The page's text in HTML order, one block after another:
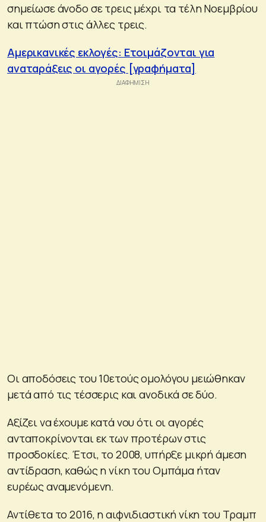
σημείωσε άνοδο σε τρεις μέχρι τα τέλη Νοεμβρίου
και πτώση στις άλλες τρεις.
Αμερικανικές εκλογές: Ετοιμάζονται για
αναταράξεις οι αγορές [γραφήματα]
Οι αποδόσεις του 10ετούς ομολόγου μειώθηκαν
μετά από τις τέσσερις και ανοδικά σε δύο.
Αξίζει να έχουμε κατά νου ότι οι αγορές
ανταποκρίνονται εκ των προτέρων στις
προσδοκίες. Έτσι, το 2008, υπήρξε μικρή άμεση
αντίδραση, καθώς η νίκη του Ομπάμα ήταν
ευρέως αναμενόμενη.
Αντίθετα το 2016, η αιφνιδιαστική νίκη του Τραμπ